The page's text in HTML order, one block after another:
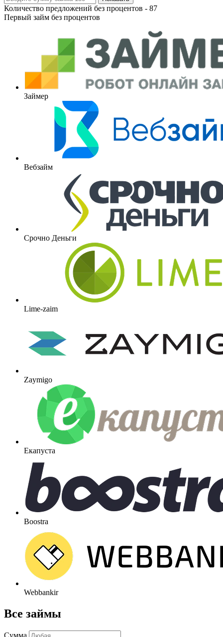
Количество предложений без процентов - 87
Первый займ без процентов
Займер
Вебзайм
Срочно Деньги
Lime-zaim
Zaymigo
Екапуста
Boostra
Webbankir
Все займы
Сумма